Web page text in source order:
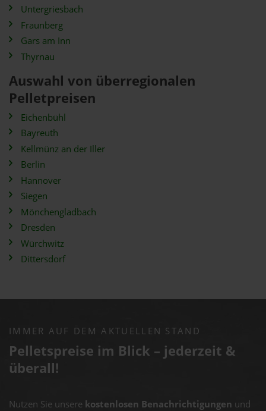
Untergriesbach
Fraunberg
Gars am Inn
Thyrnau
Auswahl von überregionalen
Pelletpreisen
Eichenbühl
Bayreuth
Kellmünz an der Iller
Berlin
Hannover
Siegen
Mönchengladbach
Dresden
Würchwitz
Dittersdorf
IMMER AUF DEM AKTUELLEN STAND
Pelletspreise im Blick – jederzeit &
überall!
Nutzen Sie unsere kostenlosen Benachrichtigungen und